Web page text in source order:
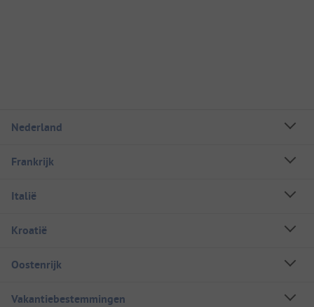
Nederland
Frankrijk
Italië
Kroatië
Oostenrijk
Vakantiebestemmingen